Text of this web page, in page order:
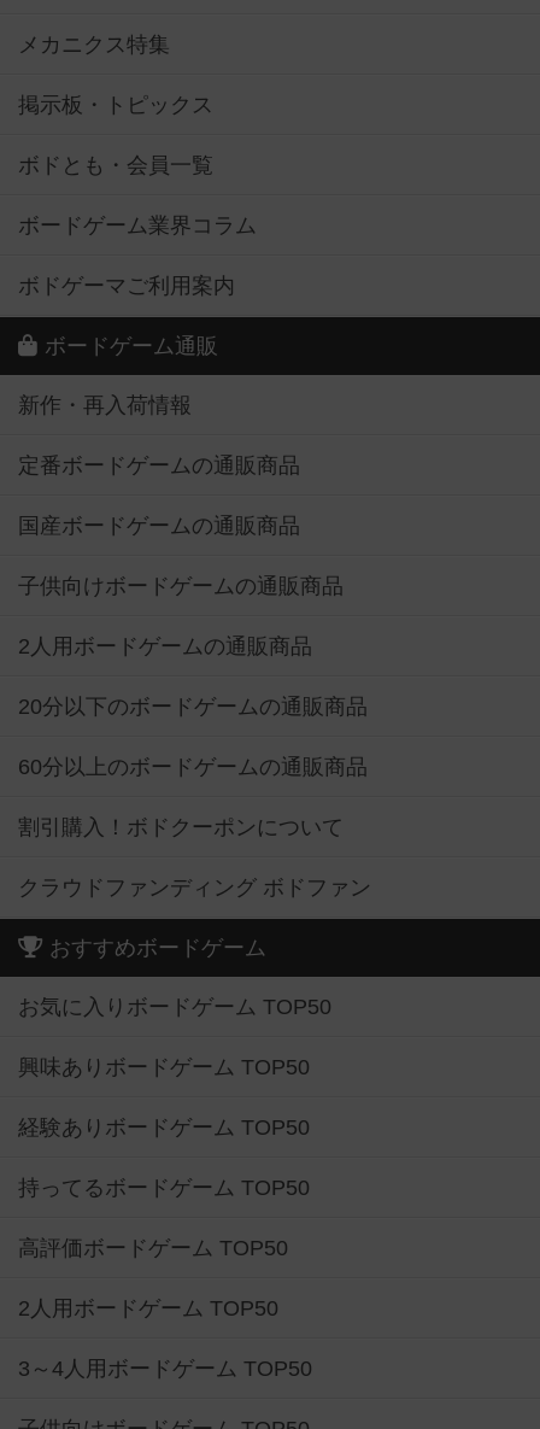
メカニクス特集
掲示板・トピックス
ボドとも・会員一覧
ボードゲーム業界コラム
ボドゲーマご利用案内
ボードゲーム通販
新作・再入荷情報
定番ボードゲームの通販商品
国産ボードゲームの通販商品
子供向けボードゲームの通販商品
2人用ボードゲームの通販商品
20分以下のボードゲームの通販商品
60分以上のボードゲームの通販商品
割引購入！ボドクーポンについて
クラウドファンディング ボドファン
おすすめボードゲーム
お気に入りボードゲーム TOP50
興味ありボードゲーム TOP50
経験ありボードゲーム TOP50
持ってるボードゲーム TOP50
高評価ボードゲーム TOP50
2人用ボードゲーム TOP50
3～4人用ボードゲーム TOP50